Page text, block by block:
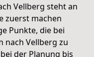
Vellberg steht an
zuerst machen
Punkte, die bei
nach Vellberg zu
der Planung bis